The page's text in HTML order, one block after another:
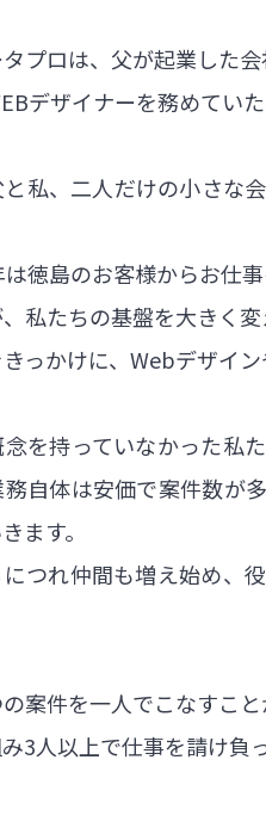
プロは、父が起業した会
デザイナーを務めてい
私、二人だけの小さな
徳島のお客様からお仕
私たちの基盤を大きく変
っかけに、Webデザイ
を持っていなかった私
自体は安価で案件数が
ます。
つれ仲間も増え始め、
案件を一人でこなすこ
3人以上で仕事を請け負